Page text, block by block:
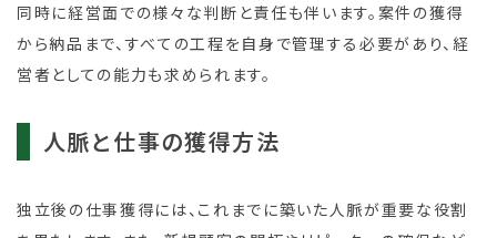
同時に経営面での様々な判断と責任も伴います。案件の獲得
から納品まで、すべての工程を自身で管理する必要があり、経
営者としての能力も求められます。
人脈と仕事の獲得方法
独立後の仕事獲得には、これまでに築いた人脈が重要な役割